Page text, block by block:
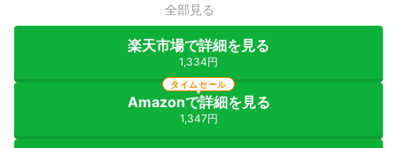
全部見る
楽天市場で詳細を見る
1,334円
Amazonで詳細を見る
1,347円
タイムセール